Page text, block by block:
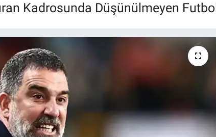
Kadrosunda Düşünülmeyen